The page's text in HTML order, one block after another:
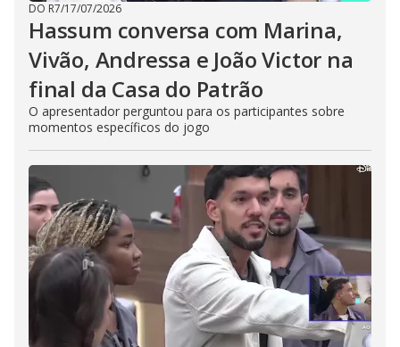
DO R7/17/07/2026
Hassum conversa com Marina,
Vivão, Andressa e João Victor na
final da Casa do Patrão
O apresentador perguntou para os participantes sobre
momentos específicos do jogo